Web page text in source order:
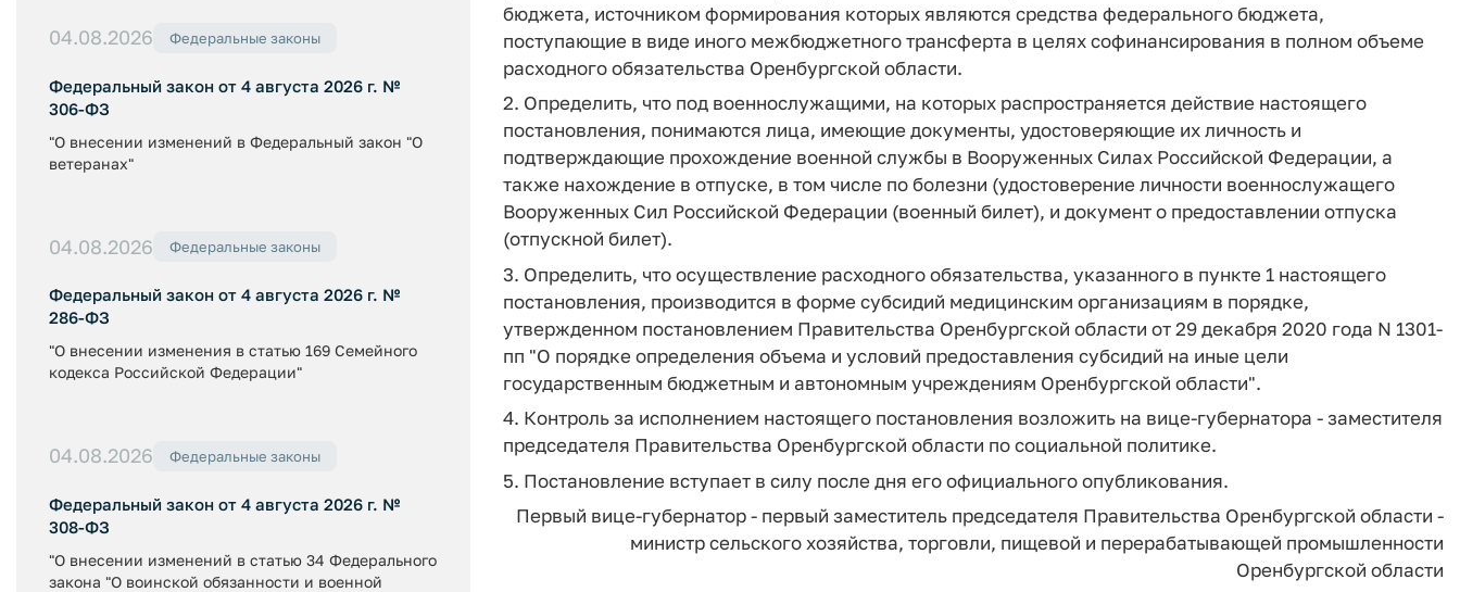
04.08.2026 Федеральные законы
Федеральный закон от 4 августа 2026 г. №
306-ФЗ
"О внесении изменений в Федеральный закон "О
ветеранах"
04.08.2026 Федеральные законы
Федеральный закон от 4 августа 2026 г. №
286-ФЗ
"О внесении изменения в статью 169 Семейного
кодекса Российской Федерации"
04.08.2026 Федеральные законы
Федеральный закон от 4 августа 2026 г. №
308-ФЗ
"О внесении изменений в статью 34 Федерального
закона "О воинской обязанности и военной
бюджета, источником формирования которых являются средства федерального бюджета,
поступающие в виде иного межбюджетного трансферта в целях софинансирования в полном объеме
расходного обязательства Оренбургской области.
2. Определить, что под военнослужащими, на которых распространяется действие настоящего
постановления, понимаются лица, имеющие документы, удостоверяющие их личность и
подтверждающие прохождение военной службы в Вооруженных Силах Российской Федерации, а
также нахождение в отпуске, в том числе по болезни (удостоверение личности военнослужащего
Вооруженных Сил Российской Федерации (военный билет), и документ о предоставлении отпуска
(отпускной билет).
3. Определить, что осуществление расходного обязательства, указанного в пункте 1 настоящего
постановления, производится в форме субсидий медицинским организациям в порядке,
утвержденном постановлением Правительства Оренбургской области от 29 декабря 2020 года N 1301-
пп "О порядке определения объема и условий предоставления субсидий на иные цели
государственным бюджетным и автономным учреждениям Оренбургской области".
4. Контроль за исполнением настоящего постановления возложить на вице-губернатора - заместителя
председателя Правительства Оренбургской области по социальной политике.
5. Постановление вступает в силу после дня его официального опубликования.
Первый вице-губернатор - первый заместитель председателя Правительства Оренбургской области -
министр сельского хозяйства, торговли, пищевой и перерабатывающей промышленности
Оренбургской области